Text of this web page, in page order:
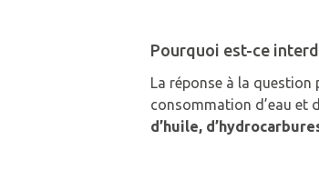
Pourquoi est-ce
La réponse à la question
consommation d’eau et
d’huile,